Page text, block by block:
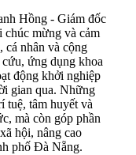
Hồng - Giám đốc
chúc mừng và cảm
cá nhân và cộng
ứng dụng khoa
động khởi nghiệp
gian qua. Những
tuệ, tâm huyết và
mà còn góp phần
hội, nâng cao
phố Đà Nẵng.